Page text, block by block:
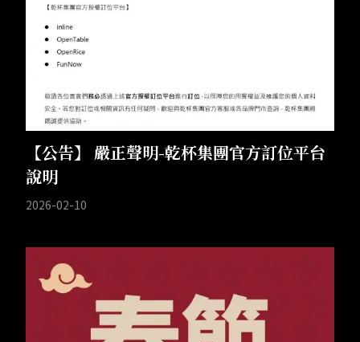
【公告】 嚴正聲明-乾杯集團官方訂位平台
說明
2026-02-10